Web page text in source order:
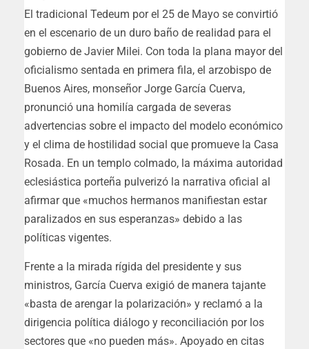
El tradicional Tedeum por el 25 de Mayo se convirtió
en el escenario de un duro baño de realidad para el
gobierno de Javier Milei. Con toda la plana mayor del
oficialismo sentada en primera fila, el arzobispo de
Buenos Aires, monseñor Jorge García Cuerva,
pronunció una homilía cargada de severas
advertencias sobre el impacto del modelo económico
y el clima de hostilidad social que promueve la Casa
Rosada. En un templo colmado, la máxima autoridad
eclesiástica porteña pulverizó la narrativa oficial al
afirmar que «muchos hermanos manifiestan estar
paralizados en sus esperanzas» debido a las
políticas vigentes.
Frente a la mirada rígida del presidente y sus
ministros, García Cuerva exigió de manera tajante
«basta de arengar la polarización» y reclamó a la
dirigencia política diálogo y reconciliación por los
sectores que «no pueden más». Apoyado en citas